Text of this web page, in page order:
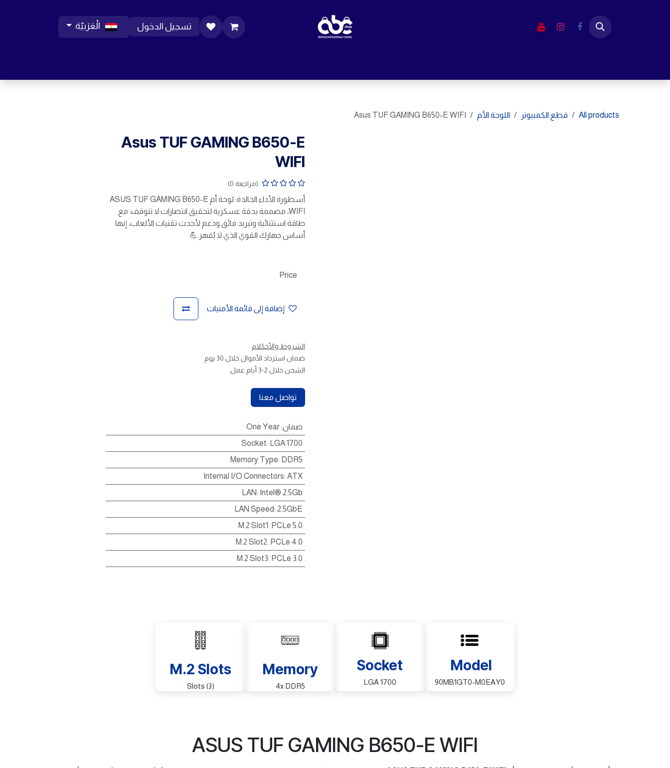
تسجيل الدخول الْعَرَبيّة
All products قطع الكمبيوتر اللوحة الأم Asus TUF GAMING B650-E WIFI
Asus TUF GAMING B650-E
WIFI
(مراجعة 0)
أسطورة الأداء الخالدة: لوحة أم ASUS TUF GAMING B650-E
WIFI، مصممة بدقة عسكرية لتحقيق انتصارات لا تتوقف، مع
طاقة استثنائية وتبريد فائق ودعم لأحدث تقنيات الألعاب، إنها
أساس جهازك القوي الذي لا يُقهر.💪
إضافة إلى قائمة الأمنيات
Price
الشروط والأحكلام
ضمان استرداد الأموال خلال 30 يوم
الشحن خلال 2-3 أيام عمل
تواصل معنا
ضمان:
One Year
Socket: LGA 1700
Memory Type: DDR5
Internal I/O Connectors:ATX
LAN: Intel® 2.5Gb
LAN Speed: 2.5GbE
M.2 Slot1: PCLe 5.0
M.2 Slot2: PCLe 4.0
M.2 Slot3: PCLe 3.0
Model
90MB1GT0-M0EAY0
Socket
LGA 1700
Memory
4x DDR5
M.2 Slots
(3) Slots
ASUS TUF GAMING B650-E WIFI